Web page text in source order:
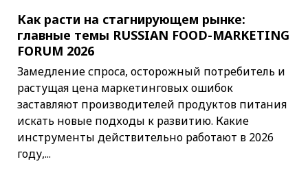
Как расти на стагнирующем рынке:
главные темы RUSSIAN FOOD-MARKETING
FORUM 2026
Замедление спроса, осторожный потребитель и
растущая цена маркетинговых ошибок
заставляют производителей продуктов питания
искать новые подходы к развитию. Какие
инструменты действительно работают в 2026
году,...